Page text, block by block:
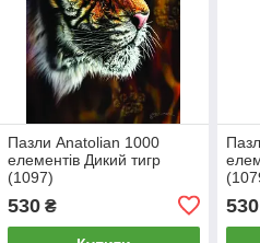
Пазли Anatolian 1000
елементів Дикий тигр
(1097)
530₴ 530